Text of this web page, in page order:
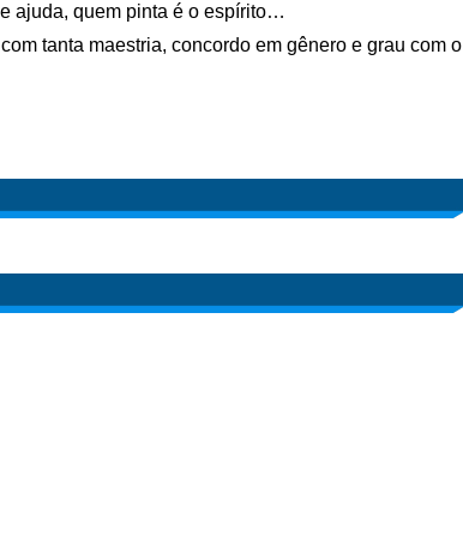
ajuda, quem pinta é o espírito…
tanta maestria, concordo em gênero e grau com o